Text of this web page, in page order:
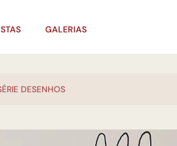
GALERIAS
DESENHOS